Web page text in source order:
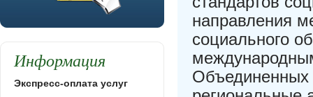
направления
социального
Информация
Экспресс-оплата услуг